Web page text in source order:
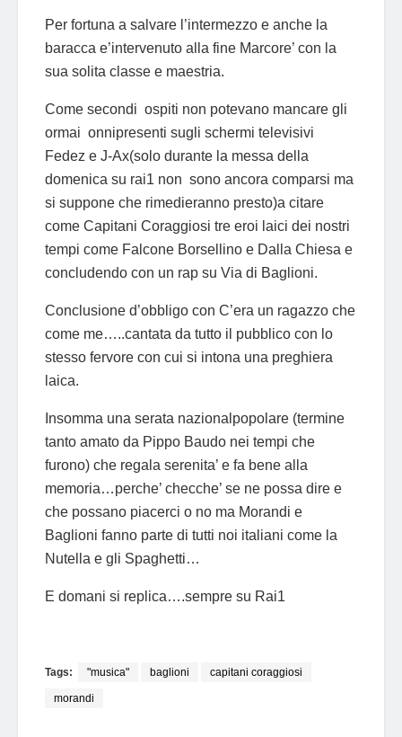
Per fortuna a salvare l’intermezzo e anche la
baracca e’intervenuto alla fine Marcore’ con la
sua solita classe e maestria.
Come secondi ospiti non potevano mancare gli
ormai onnipresenti sugli schermi televisivi
Fedez e J-Ax(solo durante la messa della
domenica su rai1 non sono ancora comparsi ma
si suppone che rimedieranno presto)a citare
come Capitani Coraggiosi tre eroi laici dei nostri
tempi come Falcone Borsellino e Dalla Chiesa e
concludendo con un rap su Via di Baglioni.
Conclusione d’obbligo con C’era un ragazzo che
come me…..cantata da tutto il pubblico con lo
stesso fervore con cui si intona una preghiera
laica.
Insomma una serata nazionalpopolare (termine
tanto amato da Pippo Baudo nei tempi che
furono) che regala serenita’ e fa bene alla
memoria…perche’ checche’ se ne possa dire e
che possano piacerci o no ma Morandi e
Baglioni fanno parte di tutti noi italiani come la
Nutella e gli Spaghetti…
E domani si replica….sempre su Rai1
Tags: "musica" baglioni capitani coraggiosi
morandi